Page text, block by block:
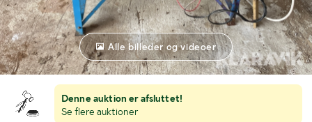
Denne auktion er afsluttet!
Se flere auktioner
Alle billeder og videoer